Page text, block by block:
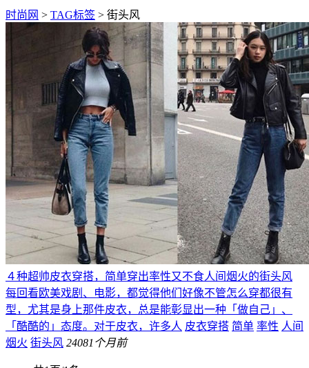
时尚网 > TAG标签 > 街头风
４种超帅皮衣穿搭，简单穿出率性又不食人间烟火的街头风
每回看欧美戏剧、电影，都觉得他们好像不管怎么穿都很有
型，尤其是身上那件皮衣，总是能彰显出一种「做自己」、
「酷酷的」态度。对于皮衣，许多人 皮衣穿搭 简单 率性 人间
烟火 街头风 24081个月前